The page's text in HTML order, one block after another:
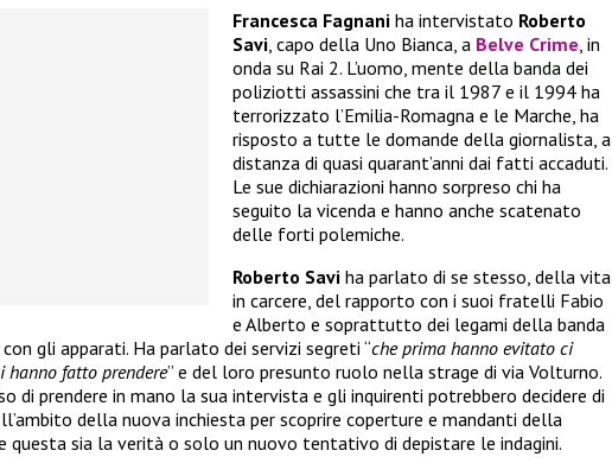
Francesca Fagnani ha intervistato Roberto
Savi, capo della Uno Bianca, a Belve Crime, in
onda su Rai 2. L’uomo, mente della banda dei
poliziotti assassini che tra il 1987 e il 1994 ha
terrorizzato l’Emilia-Romagna e le Marche, ha
risposto a tutte le domande della giornalista, a
distanza di quasi quarant’anni dai fatti accaduti.
Le sue dichiarazioni hanno sorpreso chi ha
seguito la vicenda e hanno anche scatenato
delle forti polemiche.
Roberto Savi ha parlato di se stesso, della vita
in carcere, del rapporto con i suoi fratelli Fabio
e Alberto e soprattutto dei legami della banda
gli apparati. Ha parlato dei servizi segreti “che prima hanno evitato ci
hanno fatto prendere” e del loro presunto ruolo nella strage di via Volturno.
di prendere in mano la sua intervista e gli inquirenti potrebbero decidere di
della nuova inchiesta per scoprire coperture e mandanti della
questa sia la verità o solo un nuovo tentativo di depistare le indagini.